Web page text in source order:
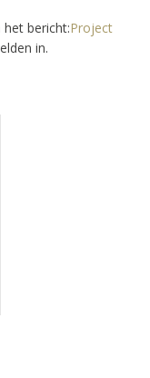
bericht:Project
in.